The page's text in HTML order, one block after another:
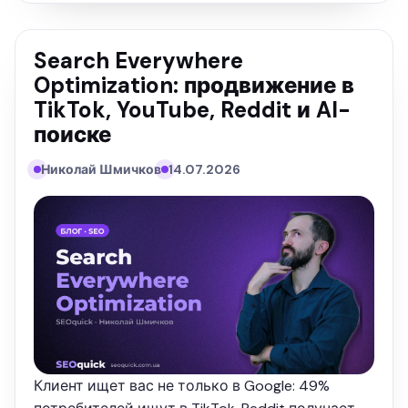
Search Everywhere
Optimization: продвижение в
TikTok, YouTube, Reddit и AI-
поиске
Николай Шмичков 14.07.2026
Клиент ищет вас не только в Google: 49%